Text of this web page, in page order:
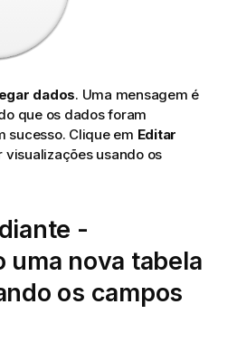
dados. Uma mensagem é
que os dados foram
sucesso. Clique em Editar
usando os
-
uma nova tabela
os campos